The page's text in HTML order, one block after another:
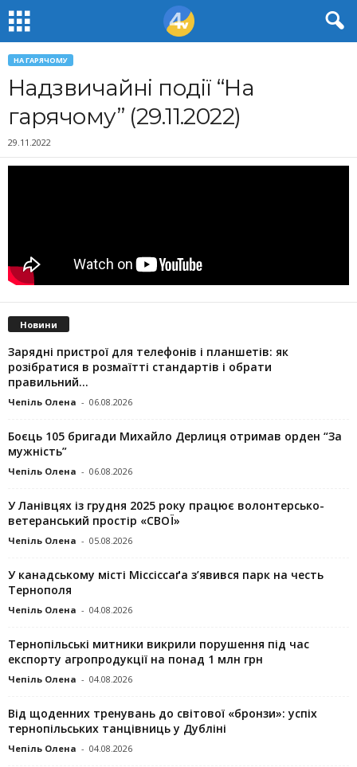
НА ГАРЯЧОМУ
Надзвичайні події “На
гарячому” (29.11.2022)
29.11.2022
Новини
Зарядні пристрої для телефонів і планшетів: як
розібратися в розмаїтті стандартів і обрати
правильний...
Чепіль Олена - 06.08.2026
Боєць 105 бригади Михайло Дерлиця отримав орден “За
мужність”
Чепіль Олена - 06.08.2026
У Ланівцях із грудня 2025 року працює волонтерсько-
ветеранський простір «СВОЇ»
Чепіль Олена - 05.08.2026
У канадському місті Міссіссаґа з’явився парк на честь
Тернополя
Чепіль Олена - 04.08.2026
Тернопільські митники викрили порушення під час
експорту агропродукції на понад 1 млн грн
Чепіль Олена - 04.08.2026
Від щоденних тренувань до світової «бронзи»: успіх
тернопільських танцівниць у Дубліні
Чепіль Олена - 04.08.2026